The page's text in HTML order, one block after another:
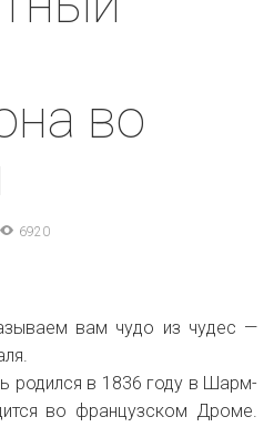
во
6920
вам чудо из чудес —
в 1836 году в Шарм-
во французском Дроме.